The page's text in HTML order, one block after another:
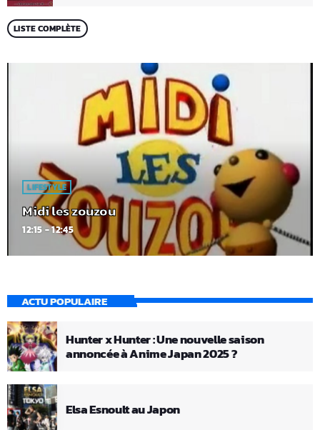
LISTE COMPLÈTE
LIFESTYLE
Midi les zouzou
12:15 - 12:45
ACTU POPULAIRE
Hunter x Hunter : Une nouvelle saison
annoncée à Anime Japan 2025 ?
Elsa Esnoult au Japon